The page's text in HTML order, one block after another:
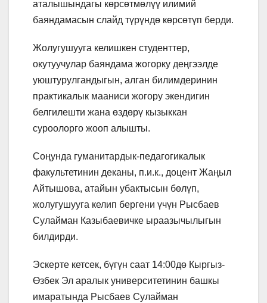
аталышындагы көрсөтмөлүү илимий
баяндамасын слайд түрүндө көрсөтүп берди.
Жолугушууга келишкен студенттер,
окутуучулар баяндама жогорку деңгээлде
уюштурулгандыгын, алган билимдеринин
практикалык мааниси жогору экендигин
белгилешти жана өздөрү кызыккан
суроолорго жооп алышты.
Соңунда гуманитардык-педагогикалык
факультетинин деканы, п.и.к., доцент Жаңыл
Айтышова, атайын убактысын бөлүп,
жолугушууга келип бергени үчүн Рысбаев
Сулайман Казыбаевичке ыраазычылыгын
билдирди.
Эскерте кетсек, бүгүн саат 14:00дө Кыргыз-
Өзбек Эл аралык университетинин башкы
имаратында Рысбаев Сулайман